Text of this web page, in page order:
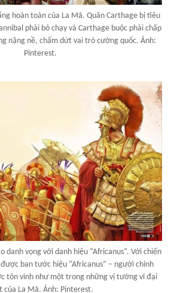
hoàn toàn của La Mã. Quân Carthage bị tiêu
phải bỏ chạy và Carthage buộc phải chấp
nặng nề, chấm dứt vai trò cường quốc. Ảnh:
Pinterest.
danh vọng với danh hiệu “Africanus”. Với chiến
ban tước hiệu “Africanus” – người chinh
tôn vinh như một trong những vị tướng vĩ đại
của La Mã. Ảnh: Pinterest.